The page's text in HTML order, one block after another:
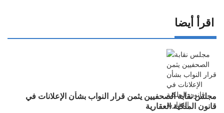
اقرأ أيضا
مجلس نقابة الصحفيين يثمن قرار النواب بشأن الإعلانات في
قانون الملكية العقارية